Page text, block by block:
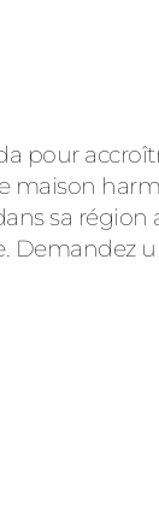
pour
sa
Demandez